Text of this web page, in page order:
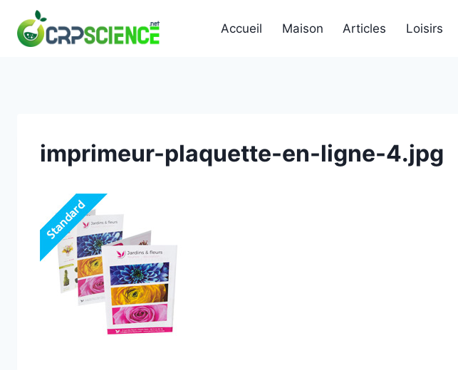
content
Accueil Maison Articles Loisirs
imprimeur-plaquette-en-ligne-4.jpg